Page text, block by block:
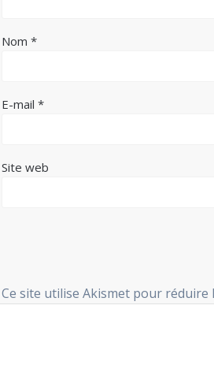
Nom*
E-mail*
Site web
Ce site utilise Akismet pour réduire